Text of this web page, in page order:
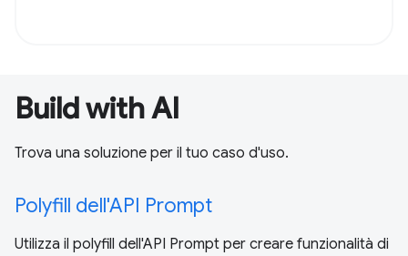
Build with AI
Trova una soluzione per il tuo caso d'uso.
Polyfill dell'API Prompt
Utilizza il polyfill dell'API Prompt per creare funzionalità di